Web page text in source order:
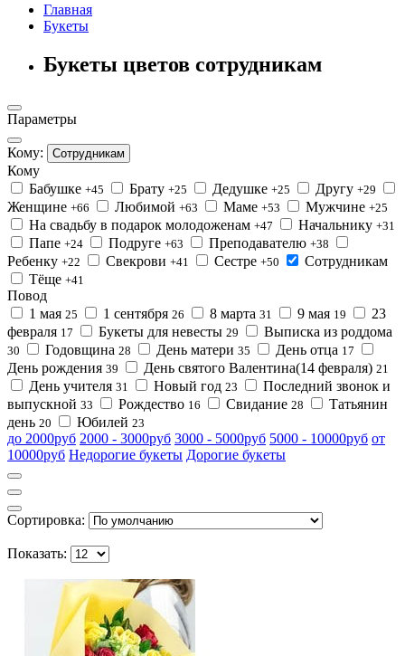
Главная
Букеты
Букеты цветов сотрудникам
Параметры
Кому: Сотрудникам
Кому
Бабушке +45 Брату +25 Дедушке +25 Другу +29
Женщине +66 Любимой +63 Маме +53 Мужчине +25
На свадьбу в подарок молодоженам +47 Начальнику +31
Папе +24 Подруге +63 Преподавателю +38
Ребенку +22 Свекрови +41 Сестре +50
Сотрудникам
Тёще +41
Повод
1 мая 25 1 сентября 26 8 марта 31 9 мая 19
23
февраля 17 Букеты для невесты 29 Выписка из роддома
30 Годовщина 28 День матери 35 День отца 17
День рождения 39 День святого Валентина(14 февраля) 21
День учителя 31 Новый год 23
Последний звонок и
выпускной 33 Рождество 16 Свидание 28
Татьянин
день 20 Юбилей 23
до 2000руб 2000 - 3000руб 3000 - 5000руб 5000 - 10000руб от
10000руб Недорогие букеты Дорогие букеты
Сортировка:
Показать: